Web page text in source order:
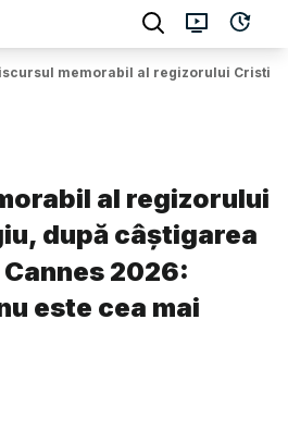
memorabil al regizorului Cristian
al regizorului
după câștigarea
Cannes 2026:
este cea mai